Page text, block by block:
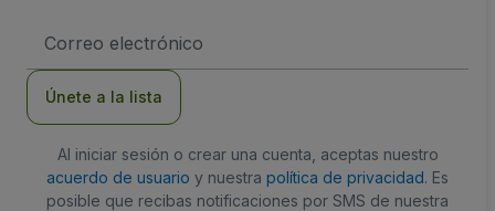
de
Únete a la lista
Al iniciar sesión o crear una cuenta, aceptas nuestro
acuerdo de usuario y nuestra política de privacidad. Es
posible que recibas notificaciones por SMS de nuestra